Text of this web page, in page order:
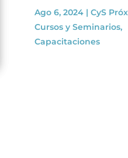
Ago 6, 2024 |CyS
Cursos y Seminarios,
Capacitaciones